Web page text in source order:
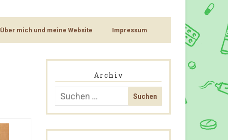
Über mich und meine Website Impressum
Archiv